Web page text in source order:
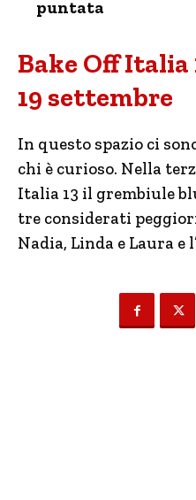
puntata
Bake Off Italia
19 settembre
In questo spazio ci
chi è curioso. Nella
Italia 13 il grembiule
tre considerati
Nadia, Linda e Laura e